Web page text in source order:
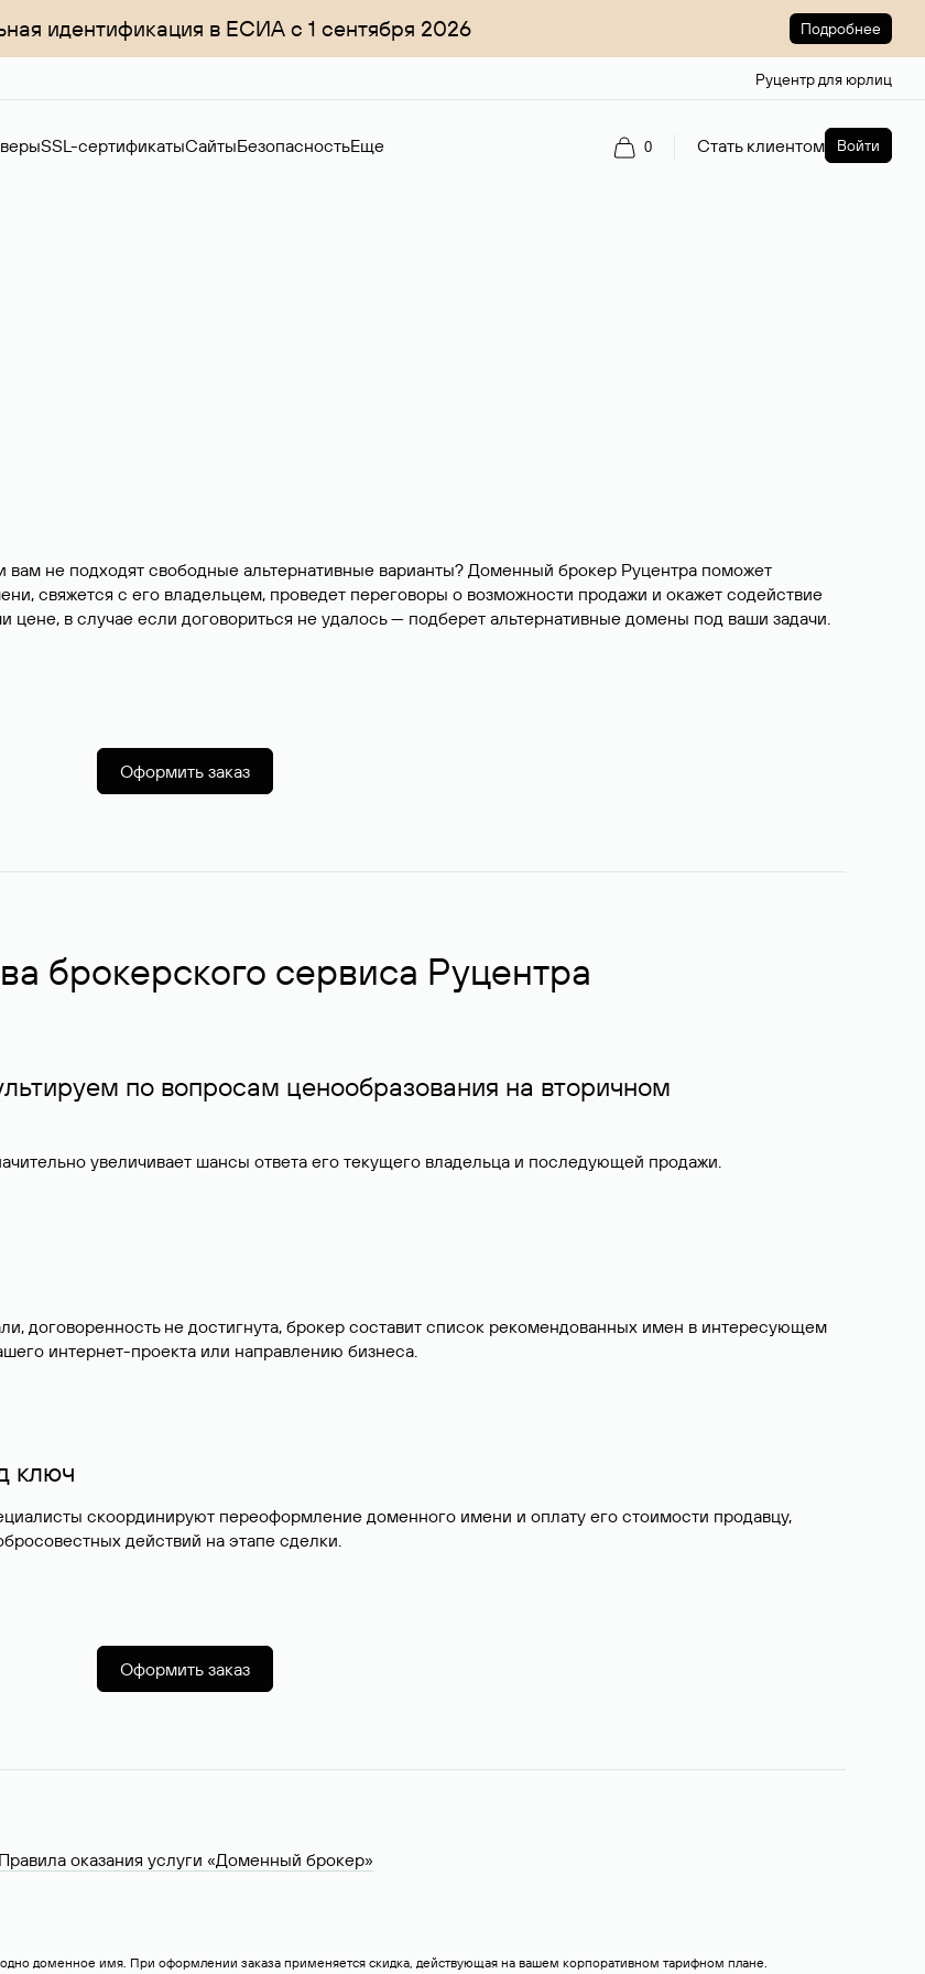
идентификация в ЕСИА с 1 сентября 2026 Подробнее
Руцентр для юрлиц
SSL-сертификатыСайтыБезопасностьЕще 0 Стать клиентом Войти
вам не подходят свободные альтернативные варианты? Доменный брокер Руцентра поможет
свяжется с его владельцем, проведет переговоры о возможности продажи и окажет содействие
цене, в случае если договориться не удалось — подберет альтернативные домены под ваши задачи.
Оформить заказ
брокерского сервиса Руцентра
по вопросам ценообразования на вторичном
увеличивает шансы ответа его текущего владельца и последующей продажи.
договоренность не достигнута, брокер составит список рекомендованных имен в интересующем
интернет-проекта или направлению бизнеса.
ключ
скоординируют переоформление доменного имени и оплату его стоимости продавцу,
действий на этапе сделки.
Оформить заказ
Правила оказания услуги «Доменный брокер»
доменное имя. При оформлении заказа применяется скидка, действующая на вашем корпоративном тарифном плане.